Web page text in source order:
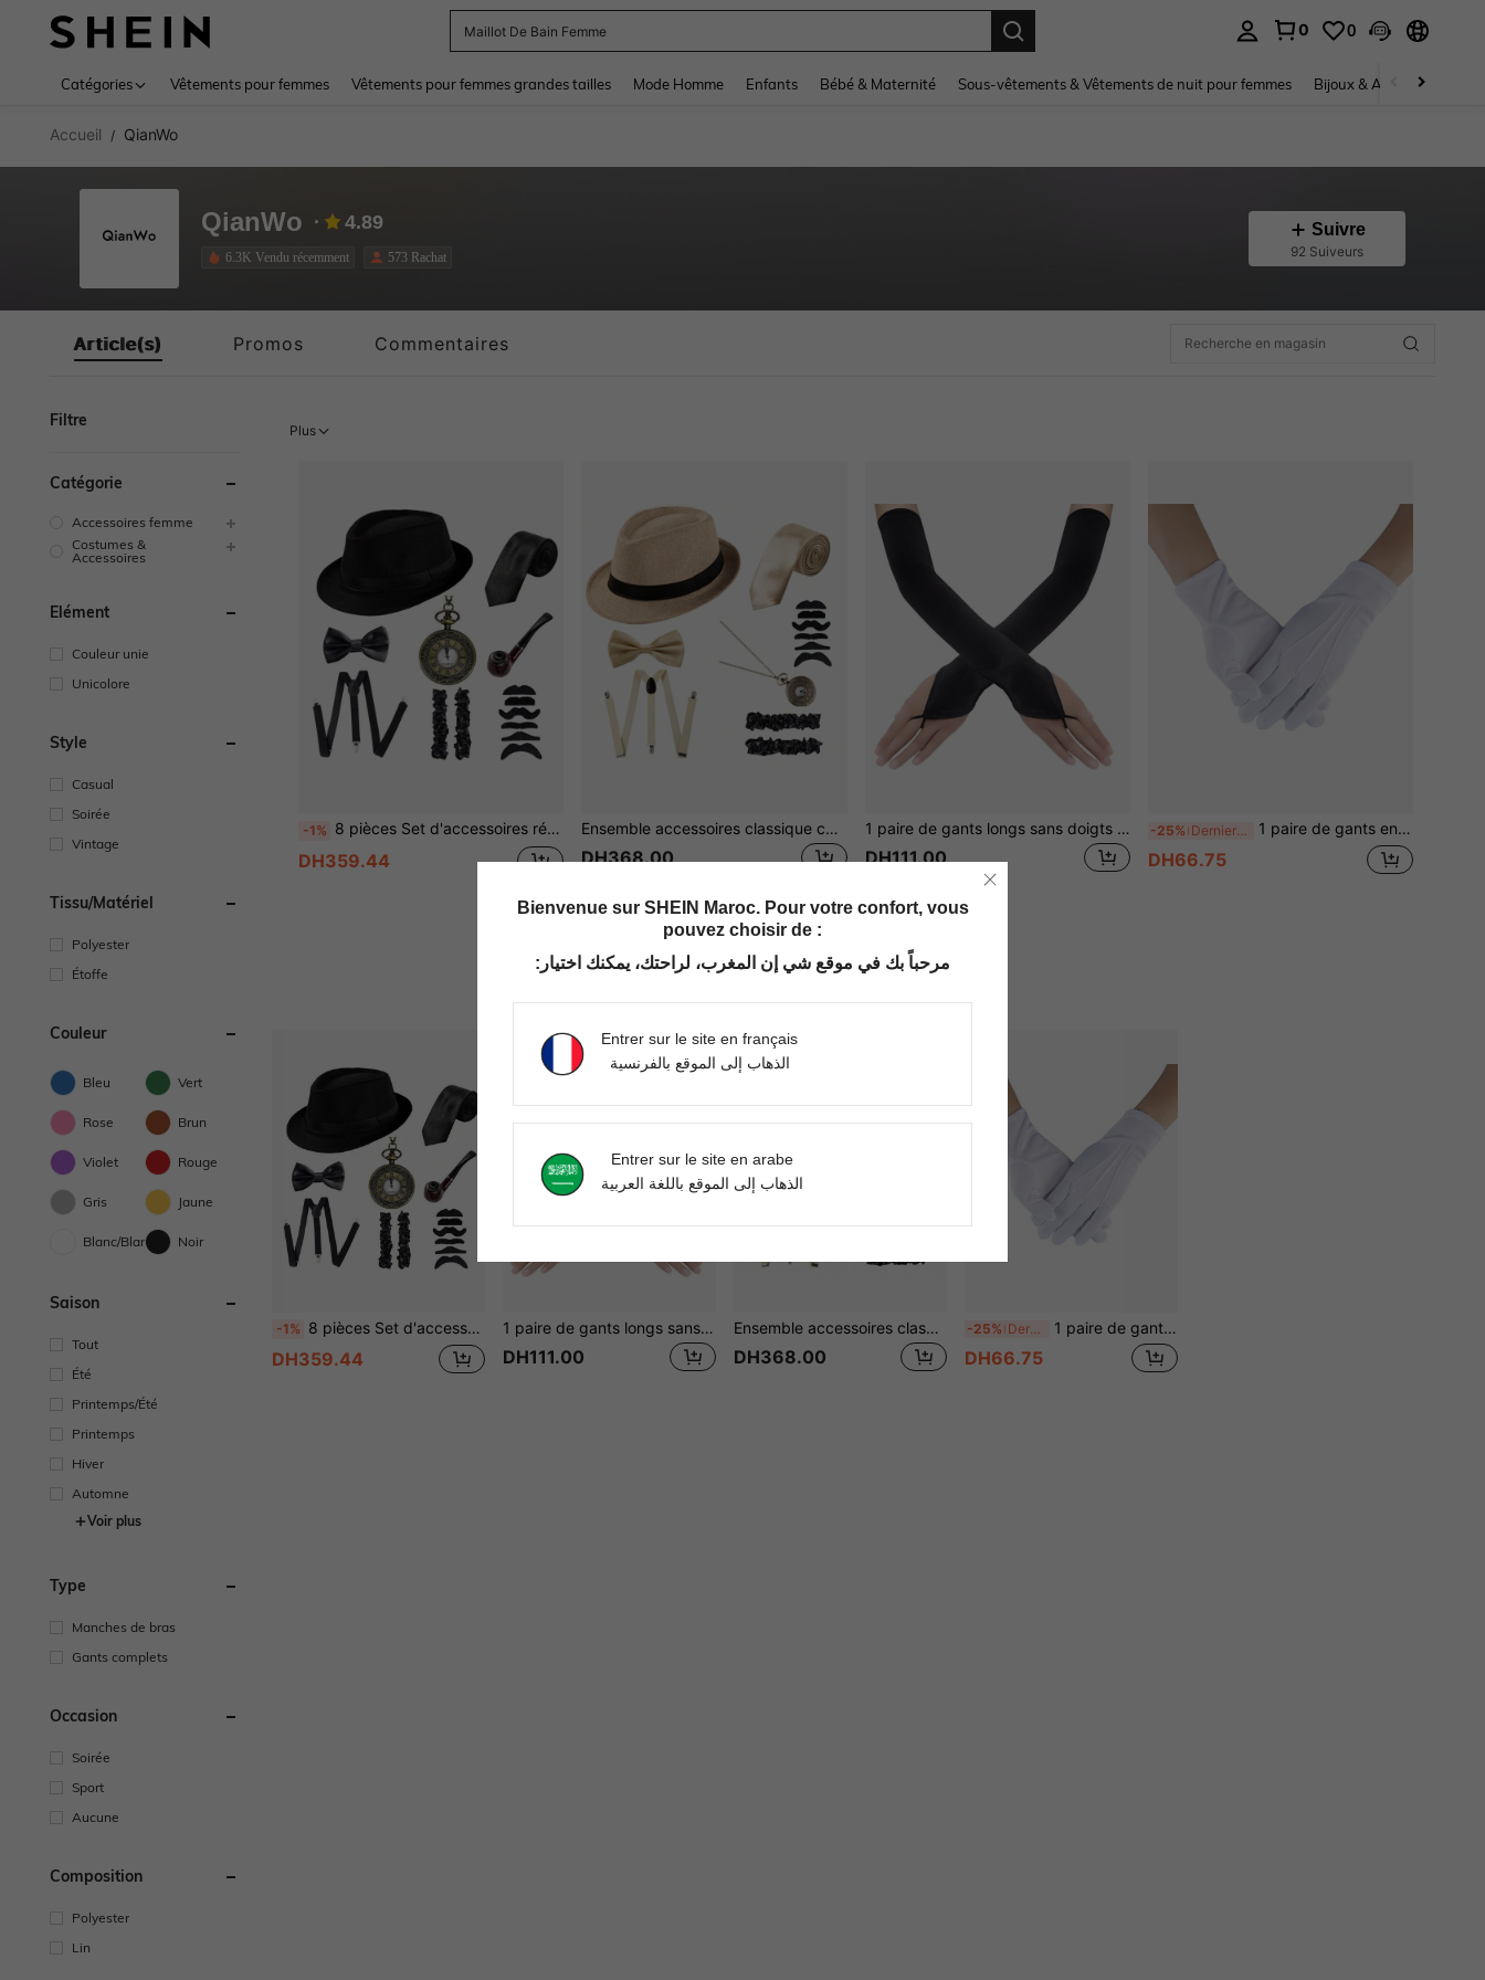
Maillot De Bain Femme
0 0
Catégories Vêtements pour femmes Vêtements pour femmes grandes tailles Mode Homme Enfants Bébé & Maternité Sous-vêtements & Vêtements de nuit pour femmes Bijoux & Accessoires pour
Accueil / QianWo
QianWo 4.89
6.3K Vendu récemment 573 Rachat
Suivre
92 Suiveurs
Article(s) Promos Commentaires
Filtre
Catégorie
Accessoires femme
Costumes &
Accessoires
Élément
Couleur unie
Unicolore
Style
Casual
Soirée
Vintage
Tissu/matériel
Polyester
Étoffe
Couleur
Bleu Vert
Rose Brun
Violet Rouge
Gris Jaune
Blanc/Blanche Noir
Saison
Tout
Été
Printemps/Été
Printemps
Hiver
Automne
Voir plus
Type
Manches de bras
Gants complets
Occasion
Soirée
Sport
Aucune
Composition
Polyester
Lin
Plus
-1% 8 pièces Set d'accessoires rétro à couleur unie Great Gatsby pour hommes, set d'accessoires, costume de soirée d'Halloween, cosplay
DH359.44
Ensemble accessoires classique chapeau fedora vintage des années 1920 pour hommes. Ensemble costume de Gatsby le Magnifique. Ensemble accessoires pour Halloween, fête à thème années 1920, soirée, bal des finissants
DH368.00
1 paire de gants longs sans doigts de style élégant de cour rétro de couleur unie, convenant pour les fêtes, les sorties en amoureux, les mariages, les anniversaires, les représentations, le cosplay et les événements du soir en été
DH111.00
-25% Derniers 3 jours 1 paire de gants en polyester de couleur unie, style de rue décontracté. Convient pour les mariages, le port quotidien, les représentations, toutes les saisons
DH66.75
1 pages au total
Vous Aimerez Aussi
-1% 8 pièces Set d'accessoires rétro à couleur unie Great Gatsby pour hommes, set d'accessoires, costume de soirée d'Halloween, cosplay
DH359.44
1 paire de gants longs sans doigts de style élégant de cour rétro de couleur unie, convenant pour les fêtes, les sorties en amoureux, les mariages, les anniversaires, les représentations, le cosplay et les événements du soir en été
DH111.00
Ensemble accessoires classique chapeau fedora vintage des années 1920 pour hommes. Ensemble costume de Gatsby le Magnifique. Ensemble accessoires pour Halloween, fête à thème années 1920, soirée, bal des finissants
DH368.00
-25% Derniers 3 jours 1 paire de gants en polyester de couleur unie, style de rue décontracté. Convient pour les mariages, le port quotidien, les représentations, toutes les saisons
DH66.75
Bienvenue sur SHEIN Maroc. Pour votre confort, vous
pouvez choisir de :
مرحباً بك في موقع شي إن المغرب، لراحتك، يمكنك اختيار:
Entrer sur le site en français
الذهاب إلى الموقع بالفرنسية
Entrer sur le site en arabe
الذهاب إلى الموقع باللغة العربية